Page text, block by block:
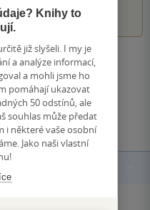
Knihy to
již slyšeli. I my je
a analýze informací,
a mohli jsme ho
pomáhají ukazovat
50 odstínů, ale
souhlas může předat
i některé vaše osobní
Jako naši vlastní